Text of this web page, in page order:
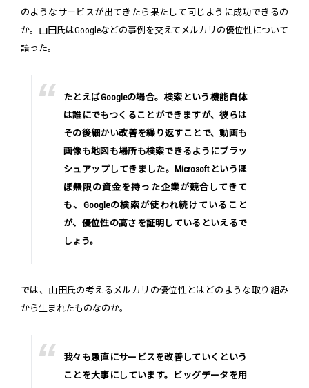
のようなサービスが出てきたら果たして同じように成功できるの
か。山田氏はGoogleなどの事例を交えてメルカリの優位性について
語った。
たとえばGoogleの場合。検索という機能自体
は誰にでもつくることができますが、彼らは
その後細かい改善を繰り返すことで、動画も
画像も地図も場所も検索できるようにブラッ
シュアップしてきました。Microsoftというほ
ぼ無限の資金を持った企業が競合してきて
も、Googleの検索が使われ続けていること
が、優位性の高さを証明しているといえるで
しょう。
では、山田氏の考えるメルカリの優位性とはどのような取り組み
から生まれたものなのか。
我々も愚直にサービスを改善していくという
ことを大事にしています。ビッグデータを用